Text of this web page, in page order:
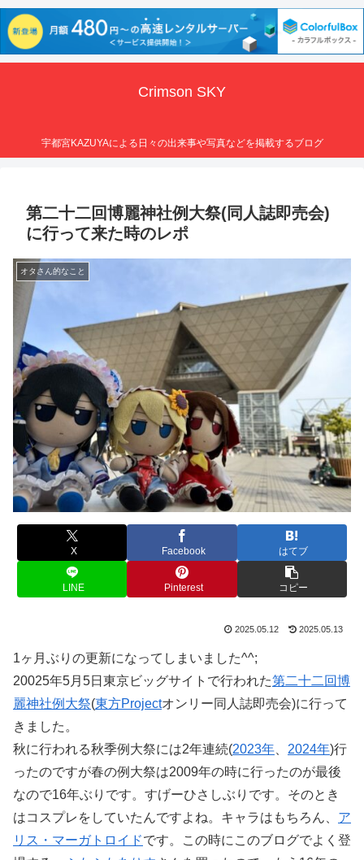
Crimson SKY
宇都宮KAZUYAによる日々の出来事や写真などを掲載するブログ
第二十二回博麗神社例大祭(同人誌即売会)
に行って来た時のレポ
オタさん的なこと
X Facebook はてブ
LINE Pinterest コピー
2025.05.12 2025.05.13
1ヶ月ぶりの更新になってしまいました^^;
20025年5月5日東京ビッグサイトで行われた第二十二回博
麗神社例大祭(東方Projectオンリー同人誌即売会)に行って
きました。
秋に行われる秋季例大祭には2年連続(2023年 2024年)行
ったのですが春の例大祭は2009年の時に行ったのが最後
なので16年ぶりです。すげーひさしぶりです。そのとき
はコスプレをしていたんですよね。キャラはもちろん、 ア
リス・マーガトロイドです。この時にこのブログでよく登